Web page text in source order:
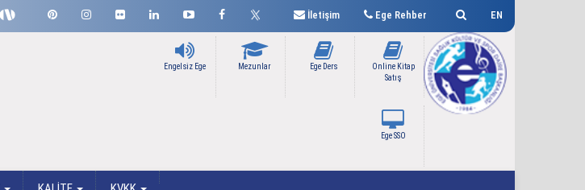
EN
Ege Rehber
İletişim
Online Kitap
Satış
Ege Ders
Mezunlar
Engelsiz Ege
Ege SSO